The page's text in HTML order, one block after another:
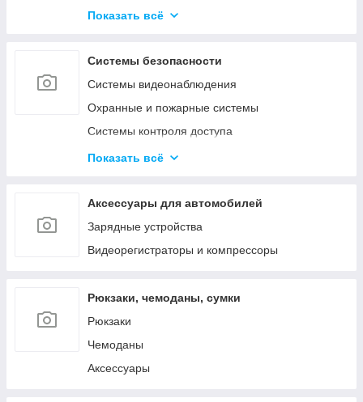
Активное сетевое
Показать всё
Системы безопасности
Системы видеонаблюдения
Охранные и пожарные системы
Системы контроля доступа
Системы оповещения и аудиотрансляция
Показать всё
Аксессуары для автомобилей
Зарядные устройства
Видеорегистраторы и компрессоры
Рюкзаки, чемоданы, сумки
Рюкзаки
Чемоданы
Аксессуары